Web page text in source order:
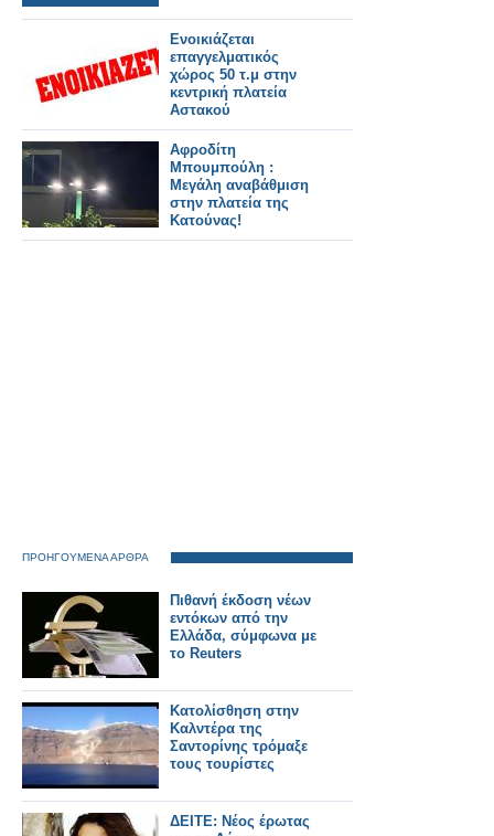
Ενοικιάζεται
επαγγελματικός
χώρος 50 τ.μ στην
κεντρική πλατεία
Αστακού
Αφροδίτη
Μπουμπούλη :
Μεγάλη αναβάθμιση
στην πλατεία της
Κατούνας!
ΠΡΟΗΓΟΥΜΕΝΑ ΑΡΘΡΑ
Πιθανή έκδοση νέων
εντόκων από την
Ελλάδα, σύμφωνα με
το Reuters
Κατολίσθηση στην
Καλντέρα της
Σαντορίνης τρόμαξε
τους τουρίστες
ΔΕΙΤΕ: Νέος έρωτας